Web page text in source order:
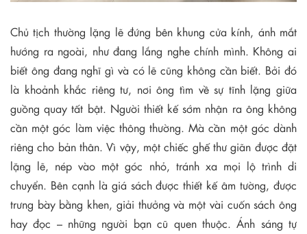
Chủ tịch thường lặng lẽ đứng bên khung cửa kính, ánh mắt
hướng ra ngoài, như đang lắng nghe chính mình. Không ai
biết ông đang nghĩ gì và có lẽ cũng không cần biết. Bởi đó
là khoảnh khắc riêng tư, nơi ông tìm về sự tĩnh lặng giữa
guồng quay tất bật. Người thiết kế sớm nhận ra ông không
cần một góc làm việc thông thường. Mà cần một góc dành
riêng cho bản thân. Vì vậy, một chiếc ghế thư giãn được đặt
lặng lẽ, nép vào một góc nhỏ, tránh xa mọi lộ trình di
chuyển. Bên cạnh là giá sách được thiết kế âm tường, được
trưng bày bằng khen, giải thưởng và một vài cuốn sách ông
hay đọc – những người bạn cũ quen thuộc. Ánh sáng tự